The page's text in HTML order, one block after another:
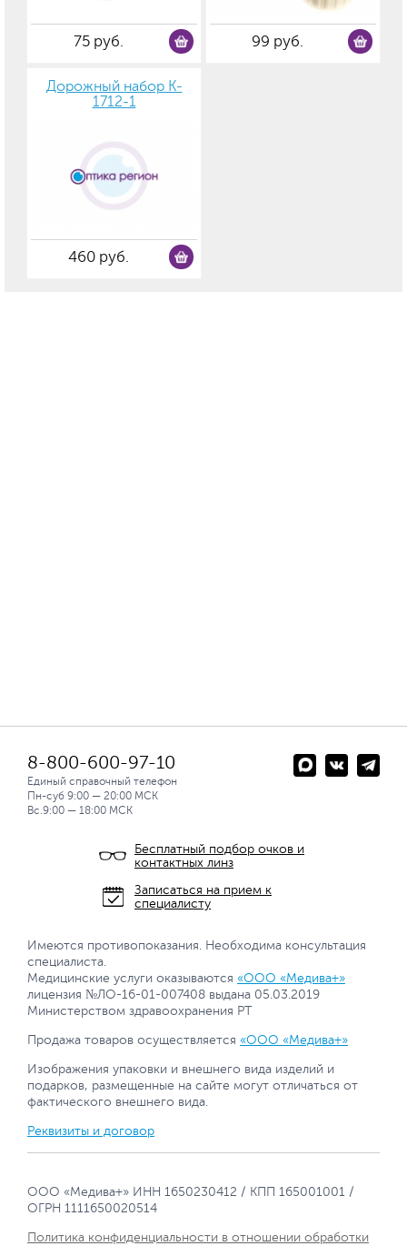
75 руб. 99 руб.
Дорожный набор K-
1712-1
460 руб.
8-800-600-97-10
Единый справочный телефон
Пн-суб 9:00 — 20:00 МСК
Вс.9:00 — 18:00 МСК
Бесплатный подбор очков и
контактных линз
Записаться на прием к
специалисту
Имеются противопоказания. Необходима консультация
специалиста.
Медицинские услуги оказываются «ООО «Медива+»
лицензия №ЛО-16-01-007408 выдана 05.03.2019
Министерством здравоохранения РТ
Продажа товаров осуществляется «ООО «Медива+»
Изображения упаковки и внешнего вида изделий и
подарков, размещенные на сайте могут отличаться от
фактического внешнего вида.
Реквизиты и договор
ООО «Медива+» ИНН 1650230412 / КПП 165001001 /
ОГРН 1111650020514
Политика конфиденциальности в отношении обработки